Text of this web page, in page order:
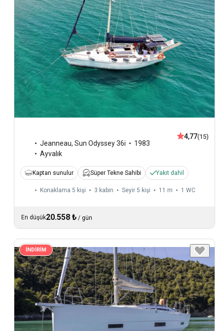
Jeanneau, Sun Odyssey 36i
1983
Ayvalık
4,77(15)
Kaptan sunulur Süper Tekne Sahibi Yakıt dahil
Konaklama 5 kişi 3 kabin Seyir 5 kişi 11 m 1 WC
En düşük20.558 ₺ / gün
İNDİRİM